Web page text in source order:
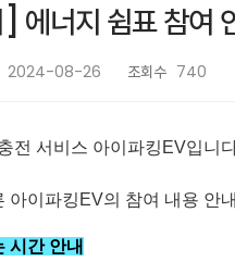
] 에너지 쉼표 참
2024-08-26 조회수 740
전 서비스 아이파킹EV입니
아이파킹EV의 참여 내용 안
시간 안내